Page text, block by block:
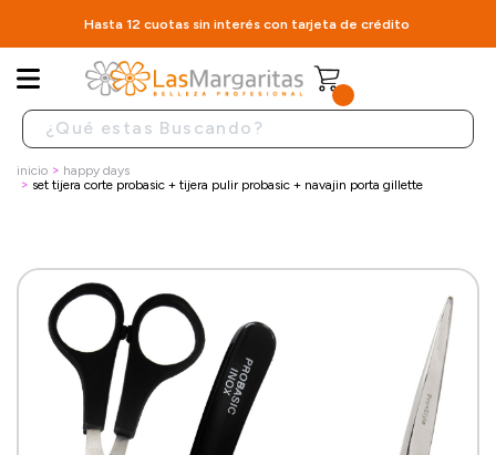
Hasta 12 cuotas sin interés con tarjeta de crédito
inicio
happy days
set tijera corte probasic + tijera pulir probasic + navajin porta gillette